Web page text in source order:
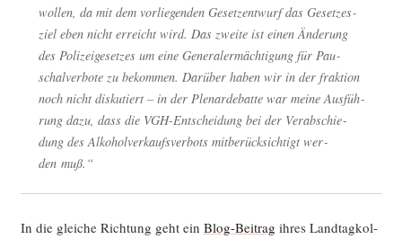
wol­len, da mit dem vor­lie­gen­den Gesetz­ent­wurf das Geset­zes­
ziel eben nicht erreicht wird. Das zwei­te ist einen Ände­rung
des Poli­zei­ge­set­zes um eine Gene­ral­er­mäch­ti­gung für Pau­
schal­ver­bo­te zu bekom­men. Dar­über haben wir in der frak­ti­on
noch nicht dis­ku­tiert – in der Ple­nar­de­bat­te war mei­ne Aus­füh­
rung dazu, dass die VGH-Ent­schei­dung bei der Ver­ab­schie­
dung des Alko­hol­ver­kaufs­ver­bots mit­be­rück­sich­tigt wer­
den muß.“
In die glei­che Rich­tung geht ein Blog-Bei­trag ihres Land­tag­kol­